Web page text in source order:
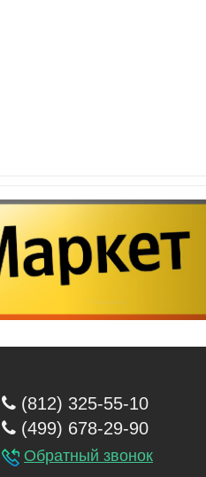
(812) 325-55-10
(499) 678-29-90
Обратный звонок